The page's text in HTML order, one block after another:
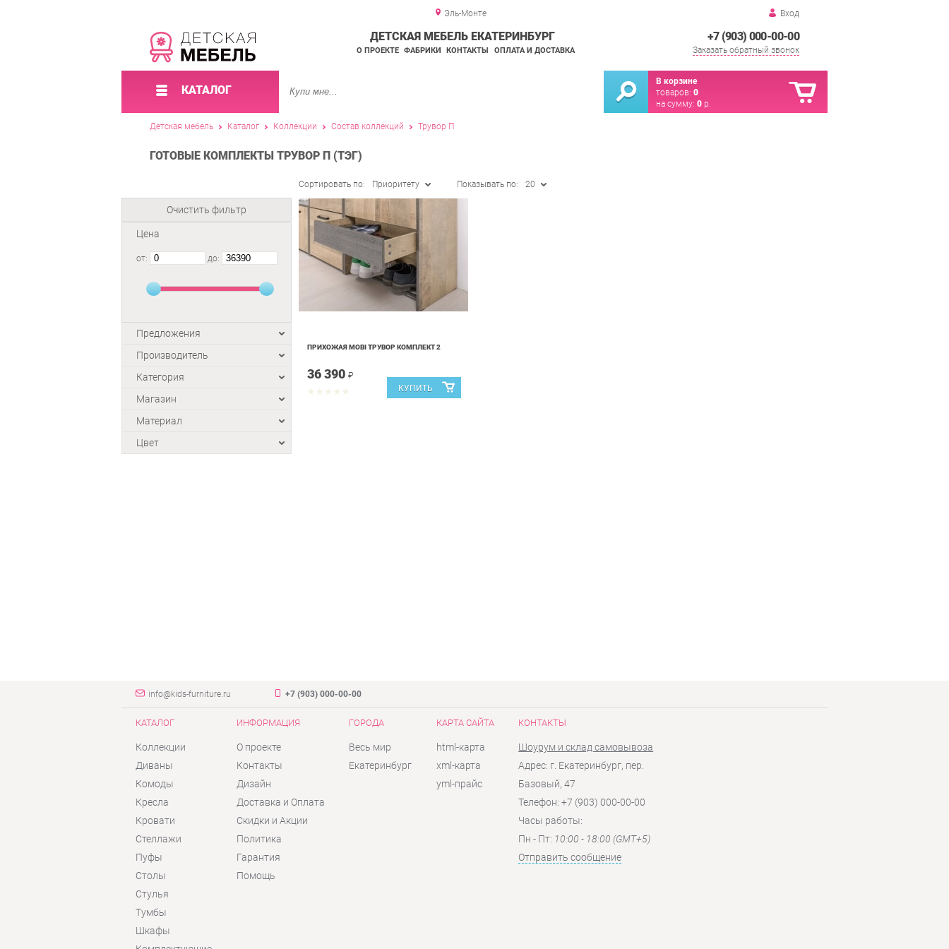
Эль-Монте Вход
+7 (903) 000-00-00
Заказать обратный звонок
ДЕТСКАЯ МЕБЕЛЬ ЕКАТЕРИНБУРГ
О ПРОЕКТЕ ФАБРИКИ КОНТАКТЫ ОПЛАТА И ДОСТАВКА
КАТАЛОГ
В корзине
товаров: 0
на сумму: 0 р.
Детская мебель Каталог Коллекции Состав коллекций Трувор П
ГОТОВЫЕ КОМПЛЕКТЫ ТРУВОР П (ТЭГ)
Очистить фильтр
Цена
от: до:
Предложения
Производитель
Категория
Магазин
Материал
Цвет
Сортировать по: Приоритету Показывать по: 20
ПРИХОЖАЯ MOBI ТРУВОР КОМПЛЕКТ 2
36 390 ₽
info@kids-furniture.ru +7 (903) 000-00-00
КАТАЛОГ
Коллекции
Диваны
Комоды
Кресла
Кровати
Стеллажи
Пуфы
Столы
Стулья
Тумбы
Шкафы
ИНФОРМАЦИЯ
О проекте
Контакты
Дизайн
Доставка и Оплата
Скидки и Акции
Политика
Гарантия
Помощь
ГОРОДА
Весь мир
Екатеринбург
КАРТА САЙТА
html-карта
xml-карта
yml-прайс
КОНТАКТЫ
Шоурум и склад самовывоза
Адрес: г. Екатеринбург, пер.
Базовый, 47
Телефон: +7 (903) 000-00-00
Часы работы:
Пн - Пт: 10:00 - 18:00 (GMT+5)
Отправить сообщение